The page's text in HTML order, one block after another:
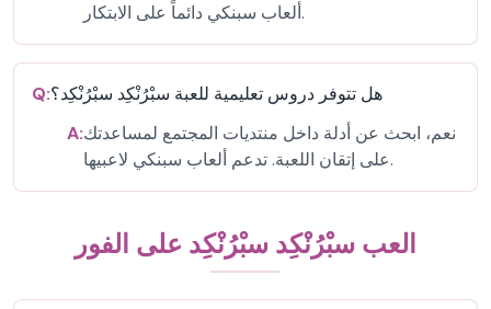
ألعاب سبنكي دائماً على الابتكار.
Q:هل تتوفر دروس تعليمية للعبة سبْرُنْكِد سبْرُنْكِد؟
A:نعم، ابحث عن أدلة داخل منتديات المجتمع لمساعدتك
على إتقان اللعبة. تدعم ألعاب سبنكي لاعبيها.
العب سبْرُنْكِد سبْرُنْكِد على الفور